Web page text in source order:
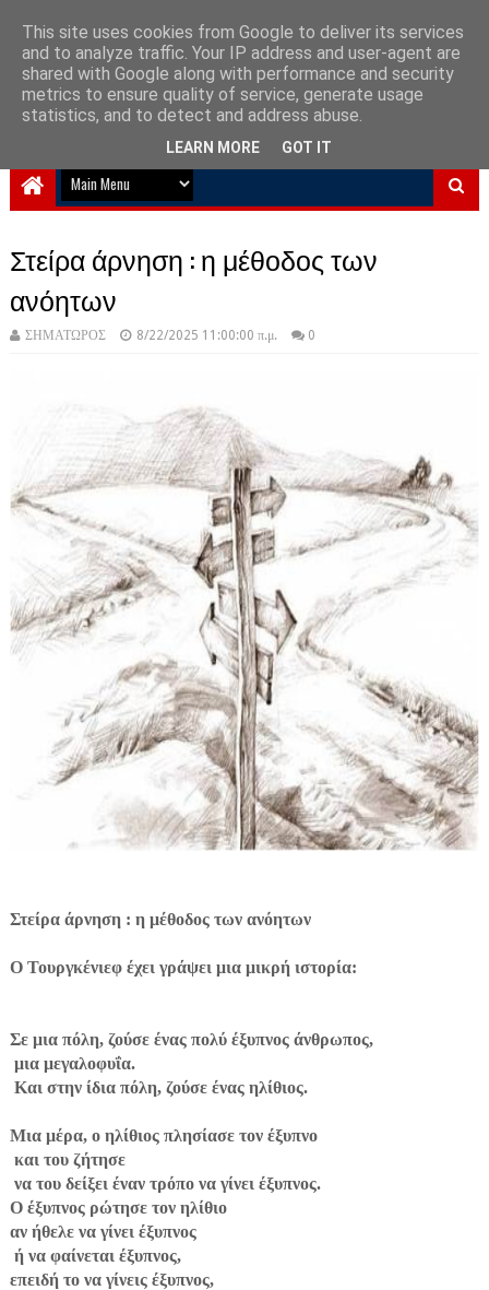
NewPlanet09
Ειδήσεις νέα από την Ελλάδα και τον κόσμο
Στείρα άρνηση : η μέθοδος των
ανόητων
ΣΗΜΑΤΩΡΟΣ 8/22/2025 11:00:00 π.μ. 0
Στείρα άρνηση : η μέθοδος των ανόητων
Ο Τουργκένιεφ έχει γράψει μια μικρή ιστορία:
Σε μια πόλη, ζούσε ένας πολύ έξυπνος άνθρωπος,
μια μεγαλοφυΐα.
Και στην ίδια πόλη, ζούσε ένας ηλίθιος.
Μια μέρα, ο ηλίθιος πλησίασε τον έξυπνο
και του ζήτησε
να του δείξει έναν τρόπο να γίνει έξυπνος.
Ο έξυπνος ρώτησε τον ηλίθιο
αν ήθελε να γίνει έξυπνος
ή να φαίνεται έξυπνος,
επειδή το να γίνεις έξυπνος,
This site uses cookies from Google to deliver its services
and to analyze traffic. Your IP address and user-agent are
shared with Google along with performance and security
metrics to ensure quality of service, generate usage
statistics, and to detect and address abuse.
LEARN MORE GOT IT